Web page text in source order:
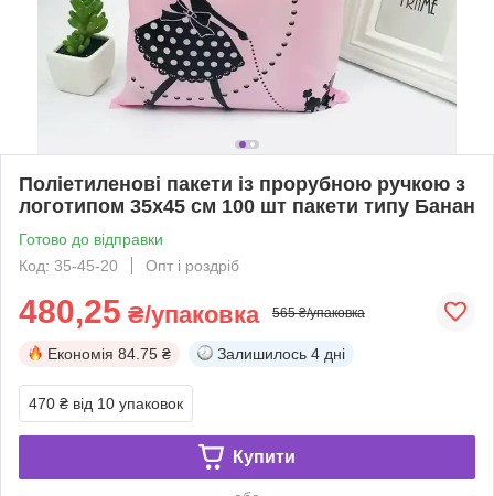
Поліетиленові пакети із прорубною ручкою з
логотипом 35x45 см 100 шт пакети типу Банан
Готово до відправки
Код: 35-45-20
Опт і роздріб
480,25 ₴/упаковка 565 ₴/упаковка
Економія 84.75 ₴ Залишилось 4 дні
470 ₴ від 10 упаковок
Купити